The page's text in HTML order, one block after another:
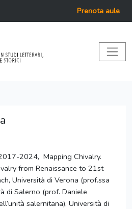
Prenota aule
2024, Mapping Chivalry.
from Renaissance to 21st
Università di Verona (prof.ssa
di Salerno (prof. Daniele
salernitana), Università di